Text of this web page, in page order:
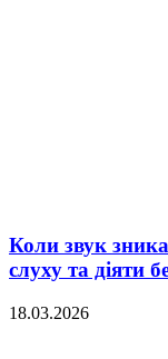
Коли звук
слуху та діяти
18.03.2026